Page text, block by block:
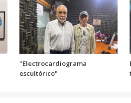
"Electrocardiograma
escultórico"